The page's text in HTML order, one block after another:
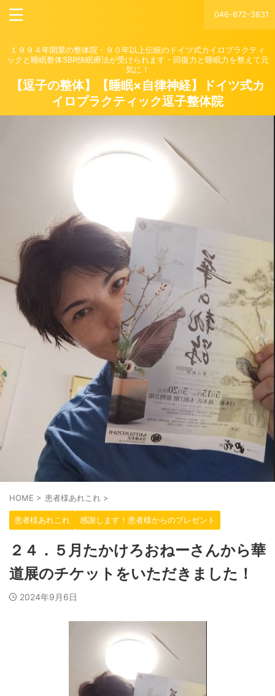
046-872-3831
１９９４年開業の整体院・９０年以上伝統のドイツ式カイロプラクティ
ックと睡眠整体SBR快眠療法が受けられます・回復力と睡眠力を整えて元
気に！
【逗子の整体】【睡眠×自律神経】ドイツ式カ
イロプラクティック逗子整体院
HOME > 患者様あれこれ >
患者様あれこれ 感謝します！患者様からのプレゼント
２４．５月たかけろおねーさんから華
道展のチケットをいただきました！
2024年9月6日